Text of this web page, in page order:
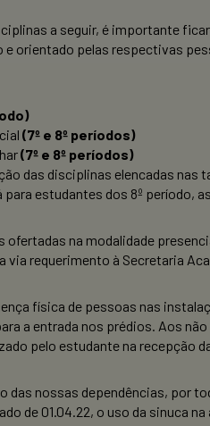
a seguir, é importante
e orientado pelas respectivas
(7º e 8º períodos)
(7º e 8º períodos)
das disciplinas elencadas
estudantes dos 8º período,
na modalidade
via requerimento à Secretaria
física de pessoas nas
a entrada nos prédios. Aos
pelo estudante na recepção
das nossas dependências, por
de 01.04.22, o uso da sinuca